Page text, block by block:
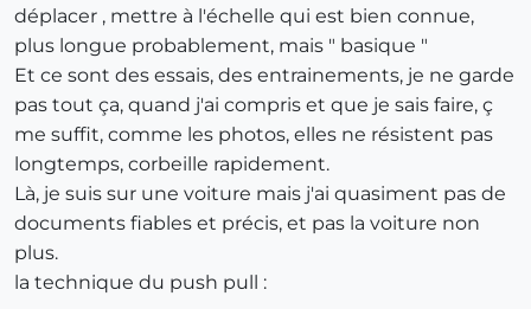
déplacer , mettre à l'échelle qui est bien connue,
plus longue probablement, mais " basique "
Et ce sont des essais, des entrainements, je ne garde
pas tout ça, quand j'ai compris et que je sais faire, ç
me suffit, comme les photos, elles ne résistent pas
longtemps, corbeille rapidement.
Là, je suis sur une voiture mais j'ai quasiment pas de
documents fiables et précis, et pas la voiture non
plus.
la technique du push pull :